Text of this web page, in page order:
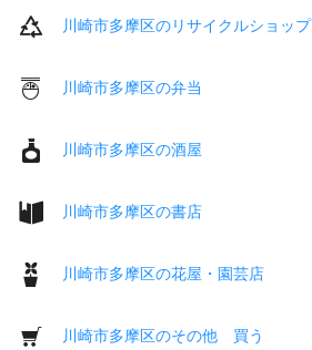
川崎市多摩区のリサイクルショップ
川崎市多摩区の弁当
川崎市多摩区の酒屋
川崎市多摩区の書店
川崎市多摩区の花屋・園芸店
川崎市多摩区のその他 買う